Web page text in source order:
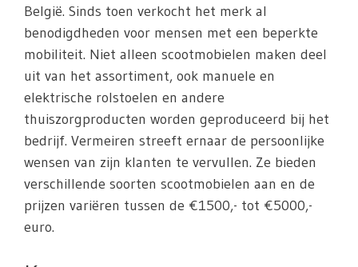
België. Sinds toen verkocht het merk al
benodigdheden voor mensen met een beperkte
mobiliteit. Niet alleen scootmobielen maken deel
uit van het assortiment, ook manuele en
elektrische rolstoelen en andere
thuiszorgproducten worden geproduceerd bij het
bedrijf. Vermeiren streeft ernaar de persoonlijke
wensen van zijn klanten te vervullen. Ze bieden
verschillende soorten scootmobielen aan en de
prijzen variëren tussen de €1500,- tot €5000,-
euro.